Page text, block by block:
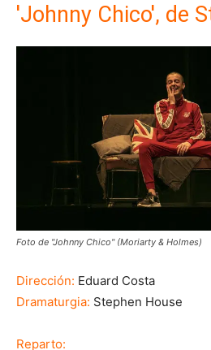
'Johnny Chico', de
Foto de "Johnny Chico" (Moriarty & Holmes)
Dirección: Eduard Costa
Dramaturgia: Stephen House
Reparto: